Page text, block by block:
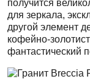
получится
для зеркала,
другой элемент
кофейно-
фантастический